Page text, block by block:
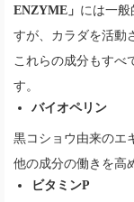
ENZYME」 には一
すが、カラダを活動
これらの成分もすべ
す。
バイオペリン
黒コショウ由来のエ
他の成分の働きを高
ビタミンP